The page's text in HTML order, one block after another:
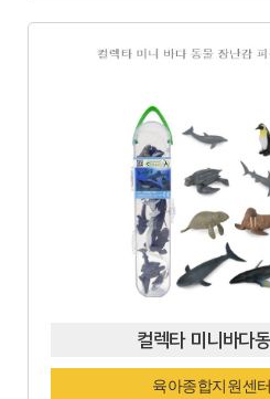
컬렉타 미니바다
육아종합지원센